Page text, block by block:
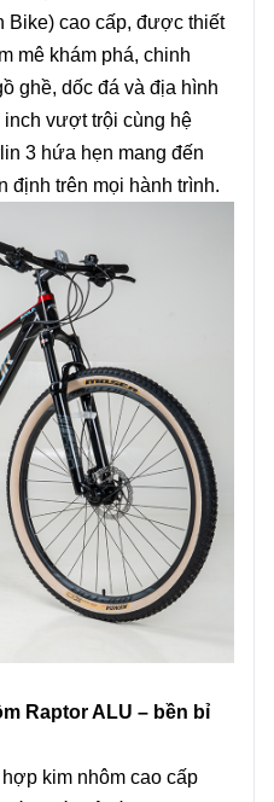
Bike) cao cấp, được thiết
mê khám phá, chinh
ghề, dốc đá và địa hình
vượt trội cùng hệ
3 hứa hẹn mang đến
định trên mọi hành trình.
Raptor ALU – bền bỉ
kim nhôm cao cấp